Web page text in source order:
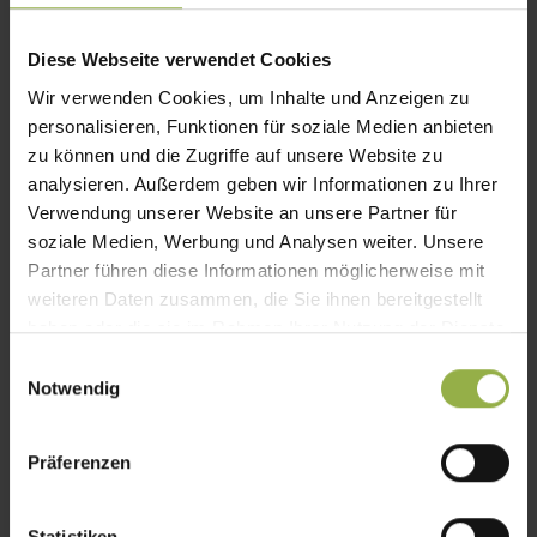
Diese Webseite verwendet Cookies
Wir verwenden Cookies, um Inhalte und Anzeigen zu
personalisieren, Funktionen für soziale Medien anbieten
zu können und die Zugriffe auf unsere Website zu
analysieren. Außerdem geben wir Informationen zu Ihrer
Verwendung unserer Website an unsere Partner für
soziale Medien, Werbung und Analysen weiter. Unsere
Partner führen diese Informationen möglicherweise mit
weiteren Daten zusammen, die Sie ihnen bereitgestellt
haben oder die sie im Rahmen Ihrer Nutzung der Dienste
Notwendig
Präferenzen